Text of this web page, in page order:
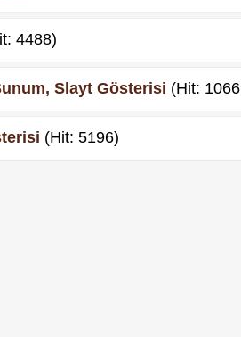
4488)
Slayt Gösterisi (Hit:
(Hit: 5196)